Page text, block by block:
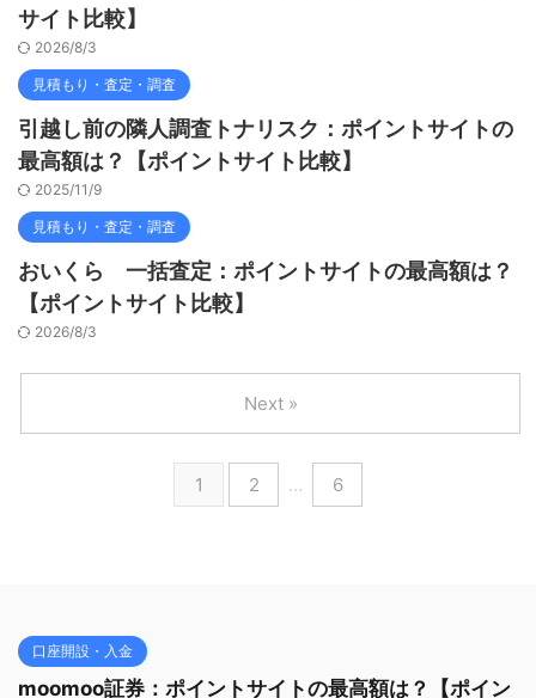
サイト比較】
2026/8/3
見積もり・査定・調査
引越し前の隣人調査トナリスク：ポイントサイトの
最高額は？【ポイントサイト比較】
2025/11/9
見積もり・査定・調査
おいくら 一括査定：ポイントサイトの最高額は？
【ポイントサイト比較】
2026/8/3
1 2 … 6
Next »
口座開設・入金
moomoo証券：ポイントサイトの最高額は？【ポイン